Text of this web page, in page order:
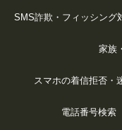
SMS詐欺・フィッシング
家族
スマホの着信拒否・
電話番号検索